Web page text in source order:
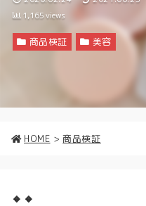
1,165views
商品検証 美容
HOME > 商品検証
🔸🔸